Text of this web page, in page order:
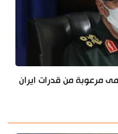
مرعوبة من قدرات ايران